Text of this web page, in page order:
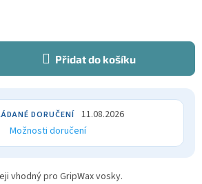
Přidat do košíku
11.08.2026
Možnosti doručení
vhodný pro GripWax vosky.